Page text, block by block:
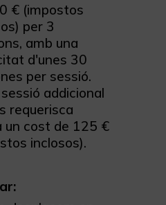
€ (impostos
per 3
amb una
d'unes 30
per sessió.
addicional
requerisca
un cost de 125 €
inclosos).